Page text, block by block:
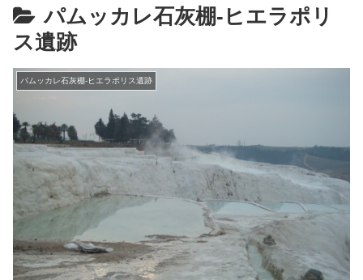
パムッカレ石灰棚-ヒエラポリ
ス遺跡
パムッカレ石灰棚-ヒエラポリス遺跡